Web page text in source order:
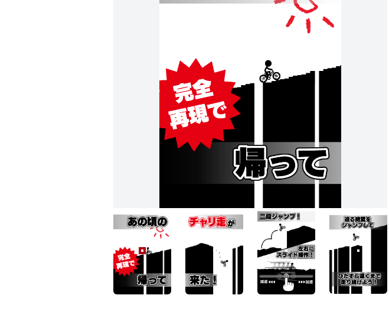
元祖チャリ走 (0) 元祖チャリ走 (1) 元祖チャリ走 (2) 元祖チ